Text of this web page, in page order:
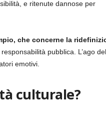
e ritenute dannose per
che concerne la
pubblica. L’ago
emotivi.
culturale?